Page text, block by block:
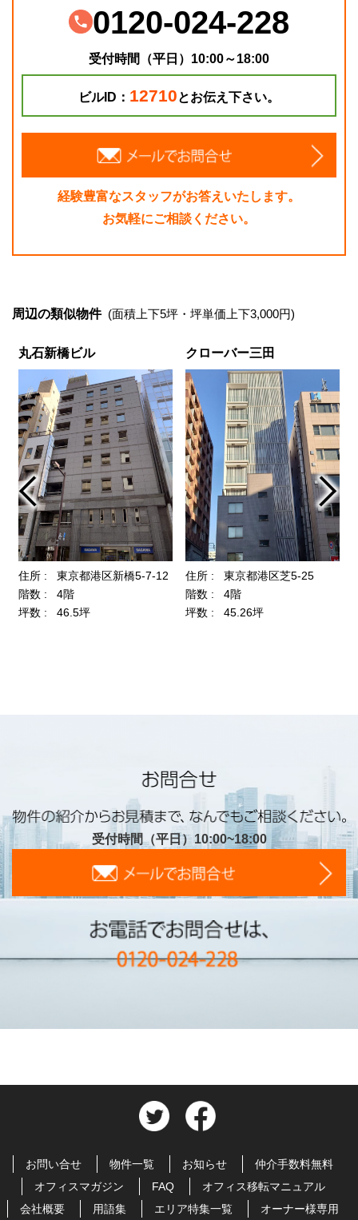
0120-024-228
受付時間（平日）10:00～18:00
ビルID： 12710とお伝え下さい。
経験豊富なスタッフがお答えいたします。
お気軽にご相談ください。
周辺の類似物件 (面積上下5坪・坪単価上下3,000円)
受付時間（平日）10:00~18:00
お問い合せ 物件一覧 お知らせ
仲介手数料無料
オフィスマガジン
FAQ
オフィス移転マニュアル
会社概要
用語集 エリア特集一覧 オーナー様専用